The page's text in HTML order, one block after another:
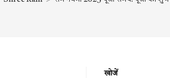
खोजें